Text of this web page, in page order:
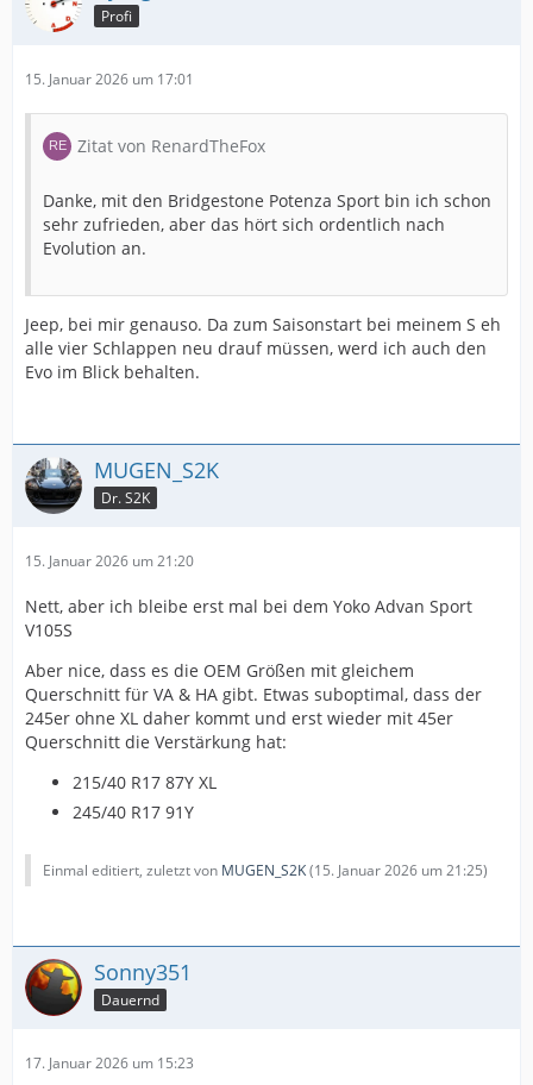
Profi
15. Januar 2026 um 17:01
Zitat von RenardTheFox
Danke, mit den Bridgestone Potenza Sport bin ich schon
sehr zufrieden, aber das hört sich ordentlich nach
Evolution an.
Jeep, bei mir genauso. Da zum Saisonstart bei meinem S eh
alle vier Schlappen neu drauf müssen, werd ich auch den
Evo im Blick behalten.
MUGEN_S2K
Dr. S2K
15. Januar 2026 um 21:20
Nett, aber ich bleibe erst mal bei dem Yoko Advan Sport
V105S
Aber nice, dass es die OEM Größen mit gleichem
Querschnitt für VA & HA gibt. Etwas suboptimal, dass der
245er ohne XL daher kommt und erst wieder mit 45er
Querschnitt die Verstärkung hat:
215/40 R17 87Y XL
245/40 R17 91Y
Einmal editiert, zuletzt von MUGEN_S2K(15. Januar 2026 um 21:25)
Sonny351
Dauernd
17. Januar 2026 um 15:23